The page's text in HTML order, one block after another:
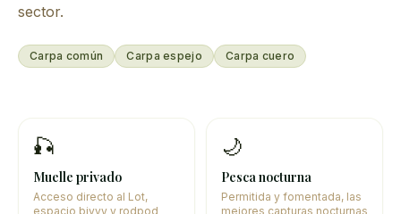
sector.
Carpa común Carpa espejo Carpa cuero
🎣
Muelle privado
Acceso directo al Lot,
espacio bivvy y rodpod
🌙
Pesca nocturna
Permitida y fomentada, las
mejores capturas nocturnas